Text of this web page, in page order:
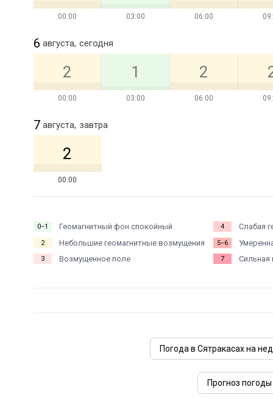
00:00 03:00 06:00
6 августа, сегодня
00:00
2
03:00
1
06:00
2
7 августа, завтра
00:00
2
0−1 Геомагнитный фон спокойный
2 Небольшие геомагнитные возмущения
3 Возмущенное поле
4 Слабая
5−6
7 Сильная
Погода в Сятракасах на
Прогноз